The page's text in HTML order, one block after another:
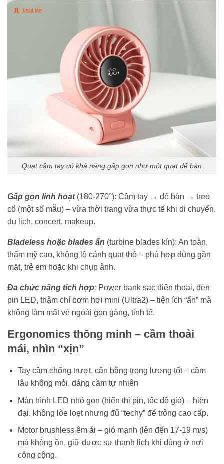
Quạt cầm tay có khả năng gấp gọn như một quạt để bàn
Gấp gọn linh hoạt (180-270°): Cầm tay → để bàn → treo
cổ (một số mẫu) – vừa thời trang vừa thực tế khi di chuyển,
du lịch, concert, makeup.
Bladeless hoặc blades ẩn (turbine blades kín): An toàn,
thẩm mỹ cao, không lộ cánh quạt thô – phù hợp dùng gần
mặt, trẻ em hoặc khi chụp ảnh.
Đa chức năng tích hợp: Power bank sạc điện thoại, đèn
pin LED, thậm chí bơm hơi mini (Ultra2) – tiện ích “ẩn” mà
không làm mất vẻ ngoài gọn gàng, tinh tế.
Ergonomics thông minh – cầm thoải
mái, nhìn “xịn”
Tay cầm chống trượt, cân bằng trọng lượng tốt – cầm
lâu không mỏi, dáng cầm tự nhiên
Màn hình LED nhỏ gọn (hiển thị pin, tốc độ gió) – hiện
đại, không lòe loẹt nhưng đủ “techy” để trông cao cấp.
Motor brushless êm ái – gió mạnh (lên đến 17-19 m/s)
mà không ồn, giữ được sự thanh lịch khi dùng ở nơi
công cộng.